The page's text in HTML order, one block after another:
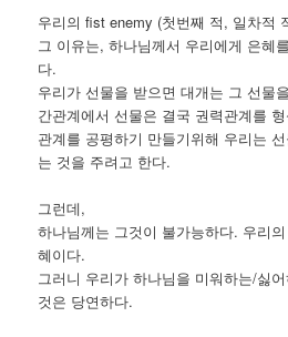
우리의 fist enemy (첫번째 적, 일차적
그 이유는, 하나님께서 우리에게 은혜
다.
우리가 선물을 받으면 대개는 그 선물
간관계에서 선물은 결국 권력관계를
관계를 공평하기 만들기위해 우리는
는 것을 주려고 한다.
그런데,
하나님께는 그것이 불가능하다. 우리
혜이다.
그러니 우리가 하나님을 미워하는/싫
것은 당연하다.